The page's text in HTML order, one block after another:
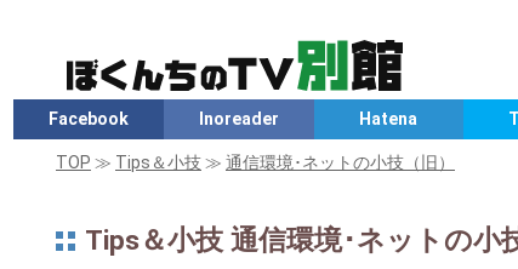
Facebook Inoreader Hatena
TOP ≫ Tips＆小技≫ 通信環境･ネットの小技（旧）
Tips＆小技 通信環境･ネットの小